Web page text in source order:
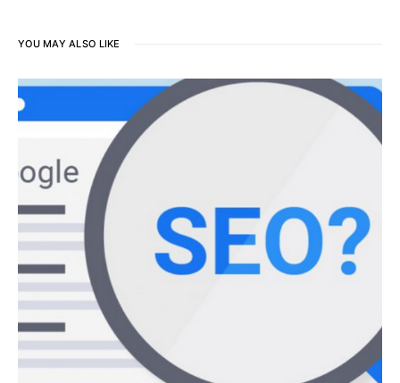
YOU MAY ALSO LIKE